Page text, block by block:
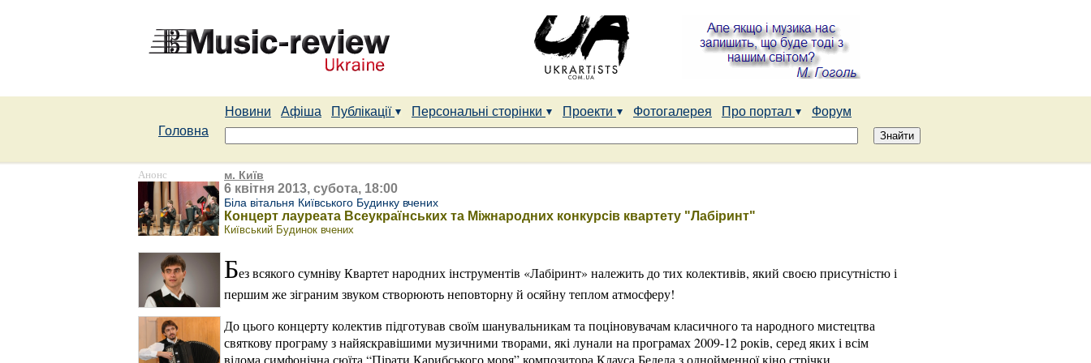
Новини Афіша Публікації Персональні сторінки Проекти Фотогалерея Про портал
Форум
Головна
Анонс м. Київ
6 квітня 2013, субота, 18:00
Біла вітальня Київського Будинку вчених
Концерт лауреата Всеукраїнських та Міжнародних конкурсів квартету "Лабіринт"
Київський Будинок вчених
Без всякого сумніву Квартет народних інструментів «Лабіринт» належить до тих колективів, який своєю присутністю і
першим же зіграним звуком створюють неповторну й осяйну теплом атмосферу!
До цього концерту колектив підготував своїм шанувальникам та поціновувачам класичного та народного мистецтва
святкову програму з найяскравішими музичними творами, які лунали на програмах 2009-12 років, серед яких і всім
відома симфонічна сюїта “Пірати Карибського моря” композитора Клауса Бедела з однойменної кіно стрічки.